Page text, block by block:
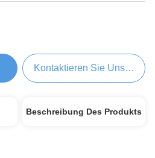
Kontaktieren Sie Uns Jetzt
Beschreibung Des Produkts